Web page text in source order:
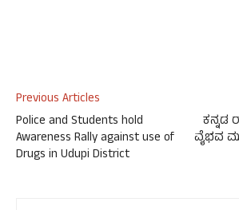
Previous Articles
Police and Students hold
Awareness Rally against use of
Drugs in Udupi District
ಕನ್ನಡ
ವೈಭವ